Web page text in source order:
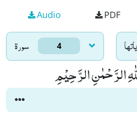
Audio PDF
سورۃ 4
الرَّحْمٰنِ الرَّحِیْمِ